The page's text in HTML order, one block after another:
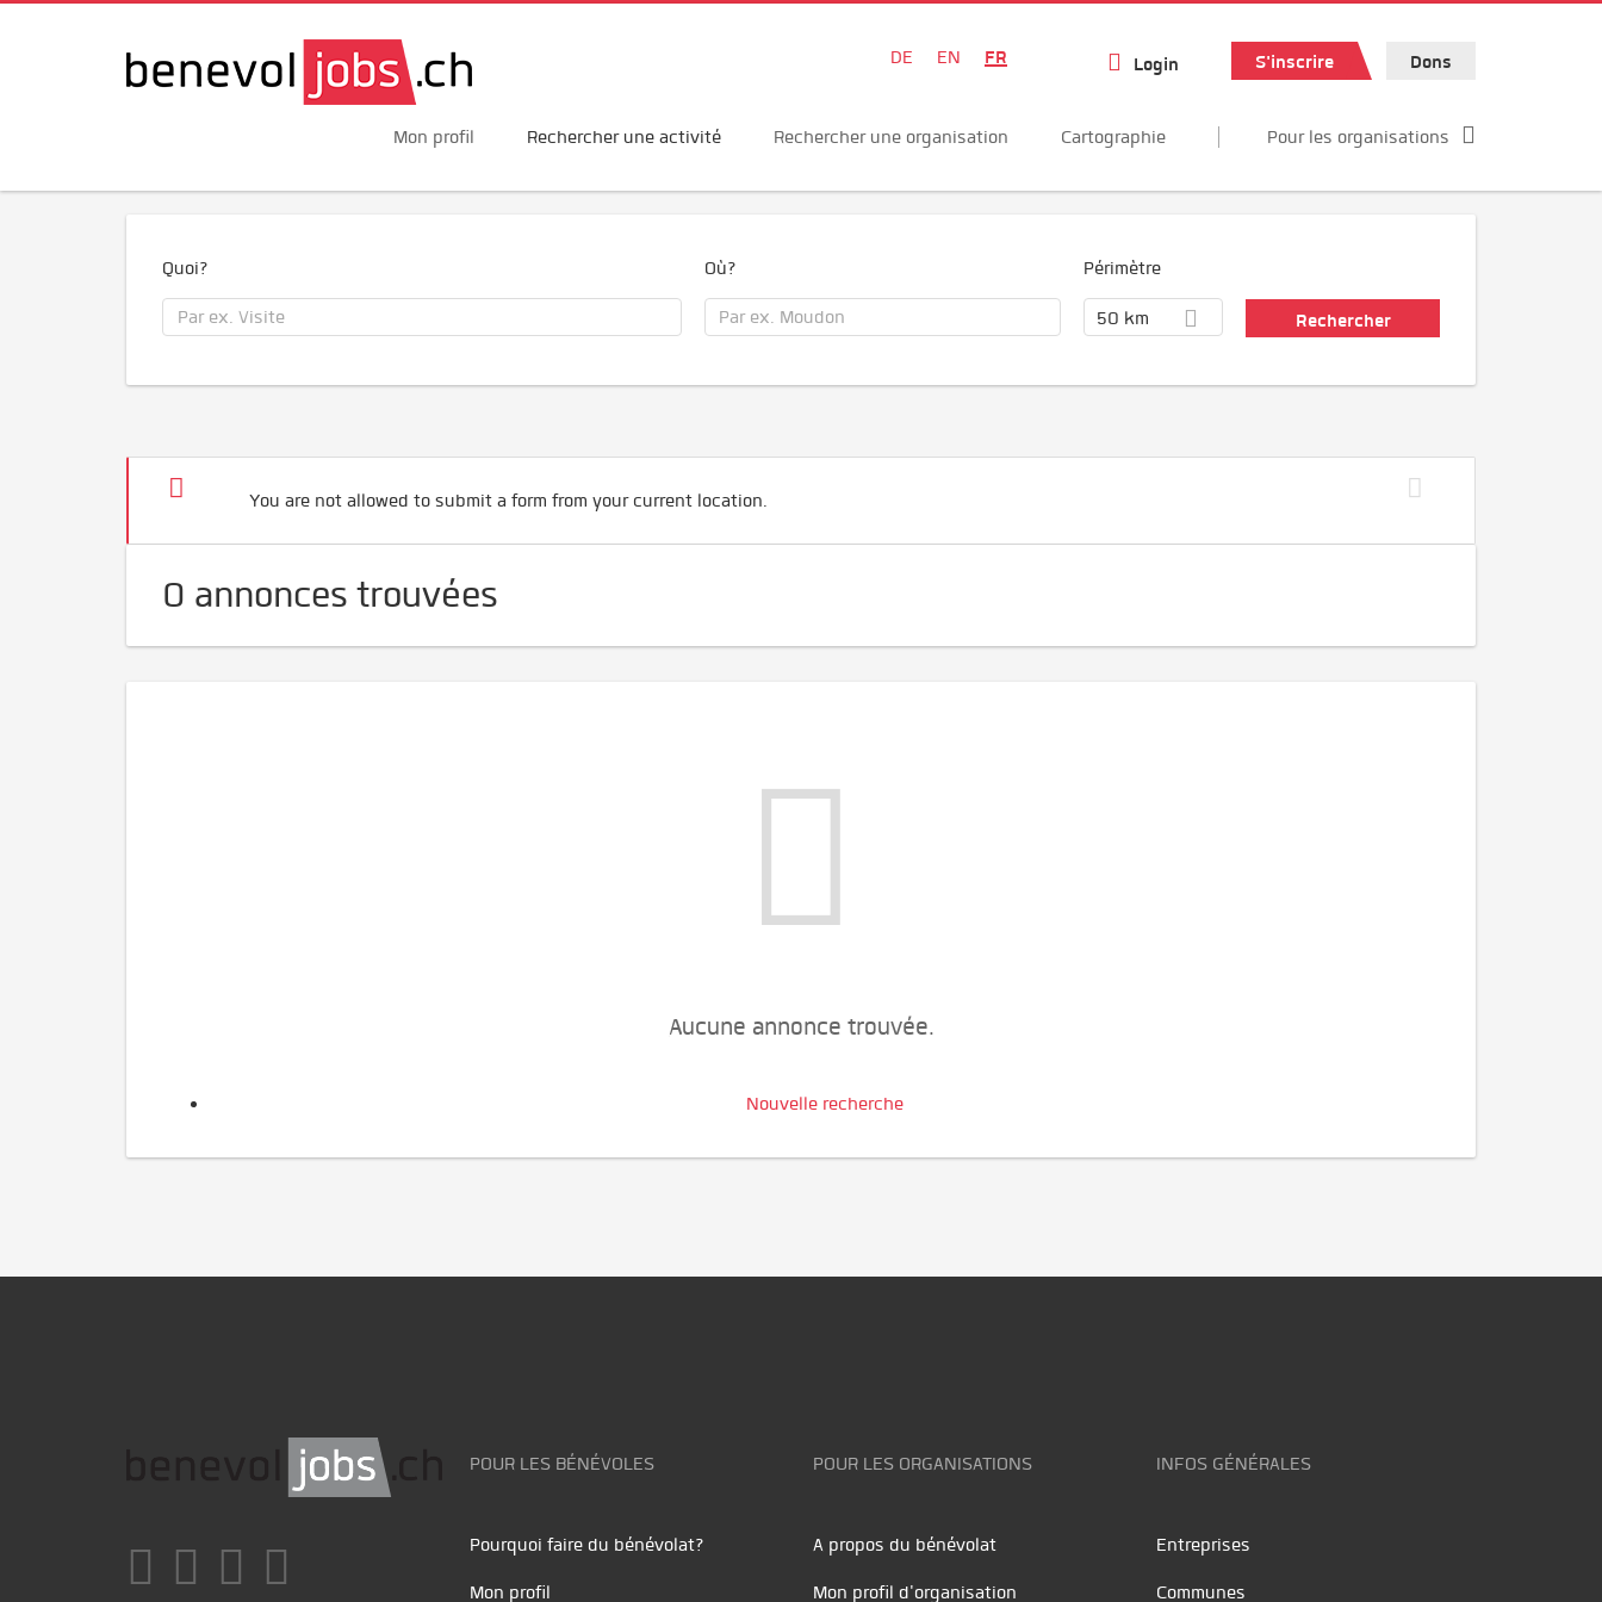
DE EN FR Login S'inscrire Dons
Mon profil Rechercher une activité Rechercher une organisation Cartographie Pour les organisations
Quoi? Où? Périmètre
50 km
You are not allowed to submit a form from your current location.
0 annonces trouvées
Aucune annonce trouvée.
Nouvelle recherche
POUR LES BÉNÉVOLES
Pourquoi faire du bénévolat?
Mon profil
POUR LES ORGANISATIONS
A propos du bénévolat
Mon profil d'organisation
INFOS GÉNÉRALES
Entreprises
Communes